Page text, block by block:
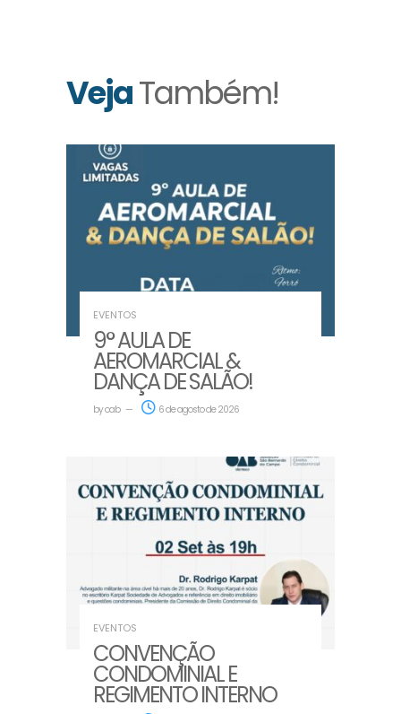
VejaTambém!
EVENTOS
9° AULA DE
AEROMARCIAL &
DANÇA DE SALÃO!
byoab 6 de agosto de 2026
EVENTOS
CONVENÇÃO
CONDOMINIAL E
REGIMENTO INTERNO